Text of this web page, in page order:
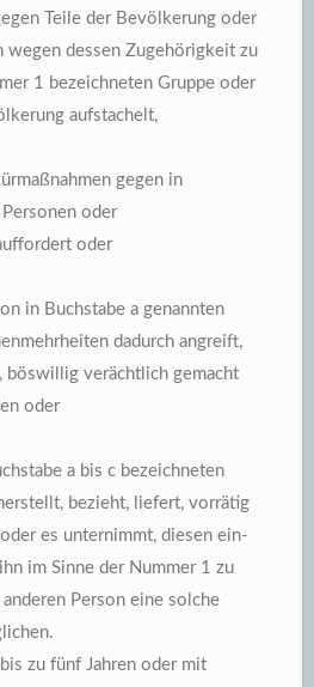
Teile der Bevölkerung oder
wegen dessen Zugehörigkeit zu
1 bezeichneten Gruppe oder
aufstachelt,
gegen in
oder
oder
in Buchstabe a genannten
dadurch angreift,
böswillig verächtlich gemacht
oder
a bis c bezeichneten
bezieht, liefert, vorrätig
es unternimmt, diesen ein-
im Sinne der Nummer 1 zu
Person eine solche
zu fünf Jahren oder mit